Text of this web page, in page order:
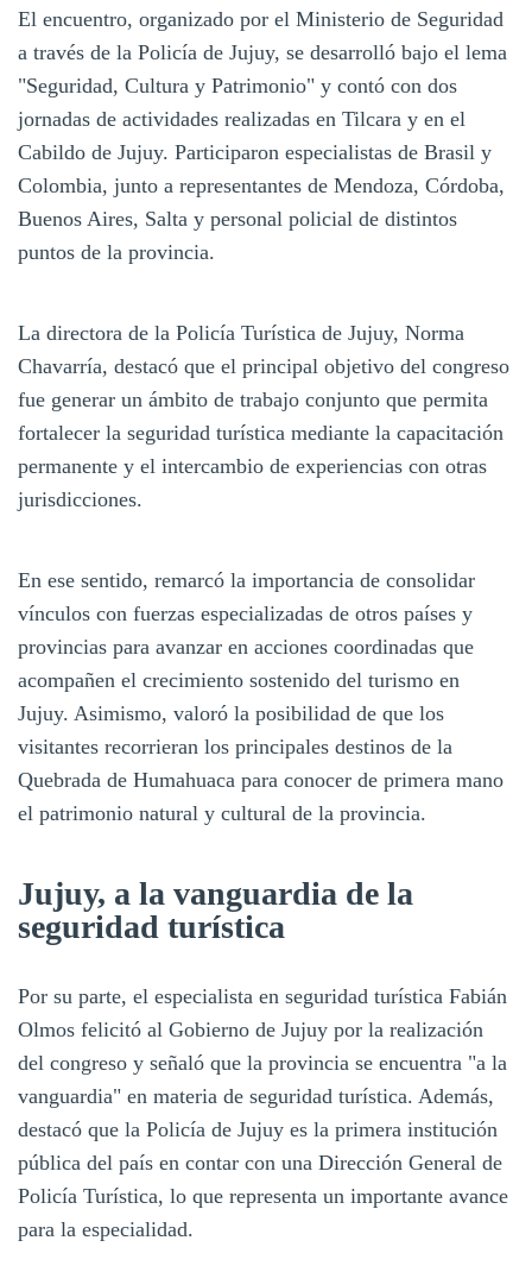
El encuentro, organizado por el Ministerio de Seguridad
a través de la Policía de Jujuy, se desarrolló bajo el lema
"Seguridad, Cultura y Patrimonio" y contó con dos
jornadas de actividades realizadas en Tilcara y en el
Cabildo de Jujuy. Participaron especialistas de Brasil y
Colombia, junto a representantes de Mendoza, Córdoba,
Buenos Aires, Salta y personal policial de distintos
puntos de la provincia.
La directora de la Policía Turística de Jujuy, Norma
Chavarría, destacó que el principal objetivo del congreso
fue generar un ámbito de trabajo conjunto que permita
fortalecer la seguridad turística mediante la capacitación
permanente y el intercambio de experiencias con otras
jurisdicciones.
En ese sentido, remarcó la importancia de consolidar
vínculos con fuerzas especializadas de otros países y
provincias para avanzar en acciones coordinadas que
acompañen el crecimiento sostenido del turismo en
Jujuy. Asimismo, valoró la posibilidad de que los
visitantes recorrieran los principales destinos de la
Quebrada de Humahuaca para conocer de primera mano
el patrimonio natural y cultural de la provincia.
Jujuy, a la vanguardia de la
seguridad turística
Por su parte, el especialista en seguridad turística Fabián
Olmos felicitó al Gobierno de Jujuy por la realización
del congreso y señaló que la provincia se encuentra "a la
vanguardia" en materia de seguridad turística. Además,
destacó que la Policía de Jujuy es la primera institución
pública del país en contar con una Dirección General de
Policía Turística, lo que representa un importante avance
para la especialidad.